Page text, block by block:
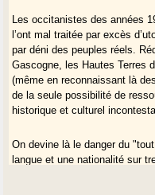
Les occitanistes des années
l’ont mal traitée par excès
par déni des peuples réels.
Gascogne, les Hautes Terres
(même en reconnaissant là
de la seule possibilité de
historique et culturel
On devine là le danger du
langue et une nationalité sur